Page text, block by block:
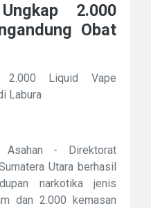
2.000
Obat
2.000 Liquid Vape
Labura
Asahan - Direktorat
Utara berhasil
narkotika jenis
dan 2.000 kemasan